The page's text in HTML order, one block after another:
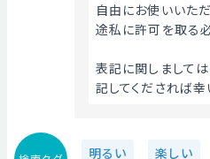
自由にお使いいた
途私に許可を取る
表記に関しまして
記してくだされば幸
明るい 楽しい